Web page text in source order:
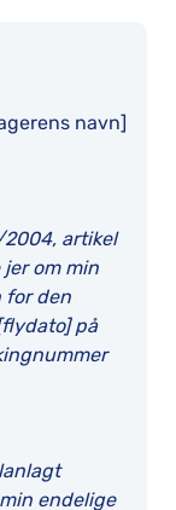
navn]
2004, artikel
om min
for den
på
endelige